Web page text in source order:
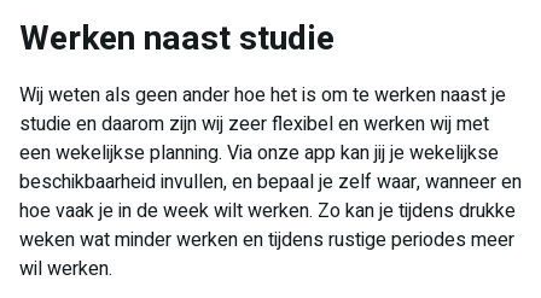
Werken naast studie
Wij weten als geen ander hoe het is om te werken naast je
studie en daarom zijn wij zeer flexibel en werken wij met
een wekelijkse planning. Via onze app kan jij je wekelijkse
beschikbaarheid invullen, en bepaal je zelf waar, wanneer en
hoe vaak je in de week wilt werken. Zo kan je tijdens drukke
weken wat minder werken en tijdens rustige periodes meer
wil werken.